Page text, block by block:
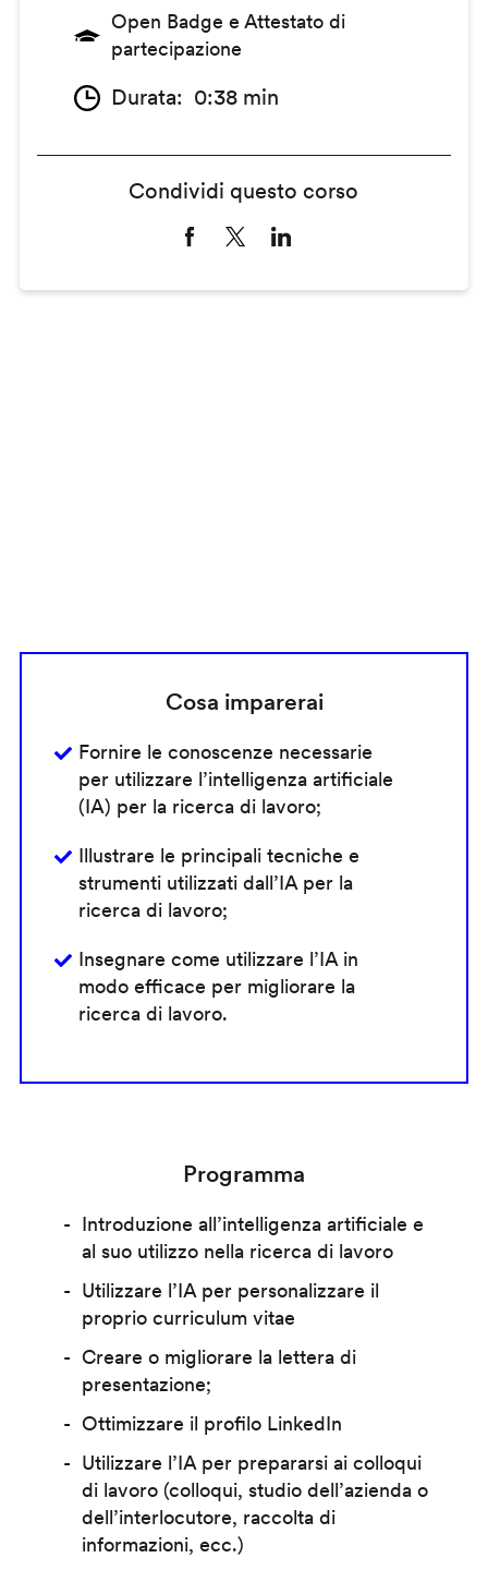
Open Badge e Attestato di
partecipazione
Durata 0:38 min
Condividi questo corso
Cosa imparerai
Fornire le conoscenze necessarie
per utilizzare l’intelligenza artificiale
(IA) per la ricerca di lavoro;
Illustrare le principali tecniche e
strumenti utilizzati dall’IA per la
ricerca di lavoro;
Insegnare come utilizzare l’IA in
modo efficace per migliorare la
ricerca di lavoro.
Programma
Introduzione all’intelligenza artificiale e
al suo utilizzo nella ricerca di lavoro
Utilizzare l’IA per personalizzare il
proprio curriculum vitae
Creare o migliorare la lettera di
presentazione;
Ottimizzare il profilo LinkedIn
Utilizzare l’IA per prepararsi ai colloqui
di lavoro (colloqui, studio dell’azienda o
dell’interlocutore, raccolta di
informazioni, ecc.)